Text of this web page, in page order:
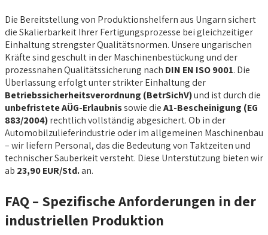
Die Bereitstellung von Produktionshelfern aus Ungarn sichert
die Skalierbarkeit Ihrer Fertigungsprozesse bei gleichzeitiger
Einhaltung strengster Qualitätsnormen. Unsere ungarischen
Kräfte sind geschult in der Maschinenbestückung und der
prozessnahen Qualitätssicherung nach DIN EN ISO 9001. Die
Überlassung erfolgt unter strikter Einhaltung der
Betriebssicherheitsverordnung (BetrSichV)und ist durch die
unbefristete AÜG-Erlaubnissowie dieA1-Bescheinigung (EG
883/2004)rechtlich vollständig abgesichert. Ob in der
Automobilzulieferindustrie oder im allgemeinen Maschinenbau
– wir liefern Personal, das die Bedeutung von Taktzeiten und
technischer Sauberkeit versteht. Diese Unterstützung bieten wir
ab 23,90 EUR/Std.an.
FAQ – Spezifische Anforderungen in der
industriellen Produktion